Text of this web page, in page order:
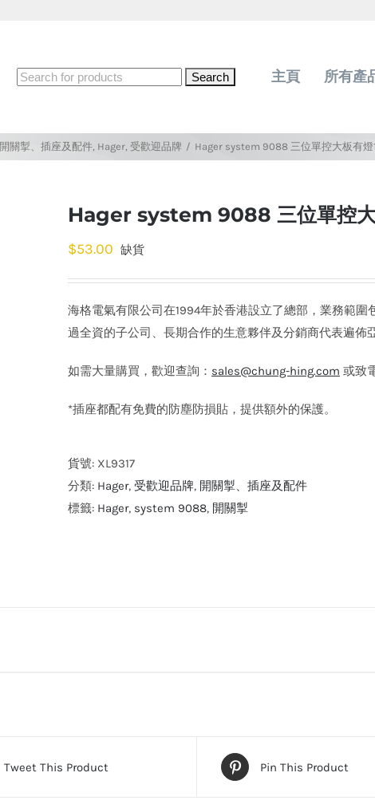
主頁 所有產
Search
開關掣、插座及配件, Hager, 受歡迎品牌 / Hager system 9088 三位單控大板有燈
Hager system 9088 三位單控
$53.00 缺貨
海格電氣有限公司在1994年於香港設立了總部，業務範
過全資的子公司、長期合作的生意夥伴及分銷商代表遍佈
如需大量購買，歡迎查詢： sales@chung-hing.com 或致
*插座都配有免費的防塵防損貼，提供額外的保護。
貨號: XL9317
分類: Hager, 受歡迎品牌, 開關掣、插座及配件
標籤: Hager, system 9088, 開關掣
Tweet This Product Pin This Product